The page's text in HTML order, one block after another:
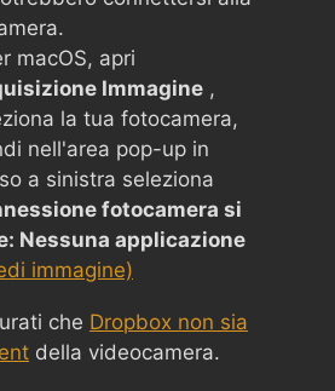
macOS, apri
Immagine ,
la tua fotocamera,
nell'area pop-up in
a sinistra seleziona
fotocamera si
Nessuna applicazione
immagine)
che Dropbox non sia
della videocamera.